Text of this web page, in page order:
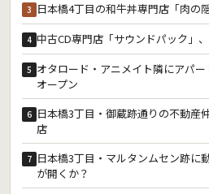
3 日本橋4丁目の和牛丼専門店「肉の
4 中古CD専門店「サウンドパック」
5 オタロード・アニメイト隣にアパ
オープン
6 日本橋3丁目・御蔵跡通りの不動産
店
7 日本橋3丁目・マルタンムセン跡
が開くか？